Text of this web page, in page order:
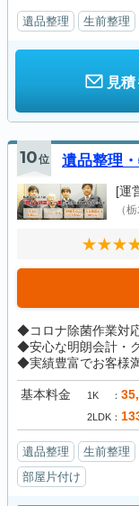
遺品整理 生前整理
見
10位 遺品整理
[運
（
◆コロナ除菌作業対
◆安心な明朗会計・
◆実績豊富でお客様満
基本料金 1K
2LDK
遺品整理 生前整理
部屋片付け